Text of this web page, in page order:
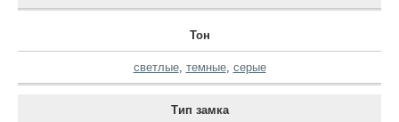
Тон
светлые, темные, серые
Тип замка